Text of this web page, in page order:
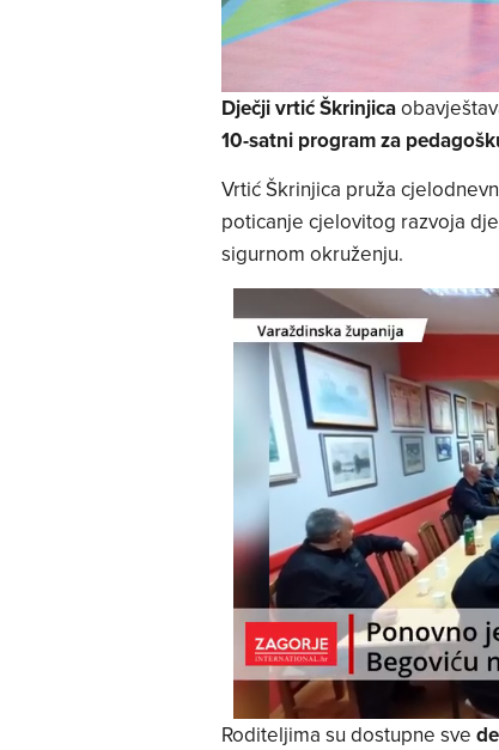
Dječji vrtić Škrinjica
10-satni program za
Vrtić Škrinjica pruža
poticanje cjelovitog razvoja
sigurnom okruženju.
Roditeljima su dostupne sve